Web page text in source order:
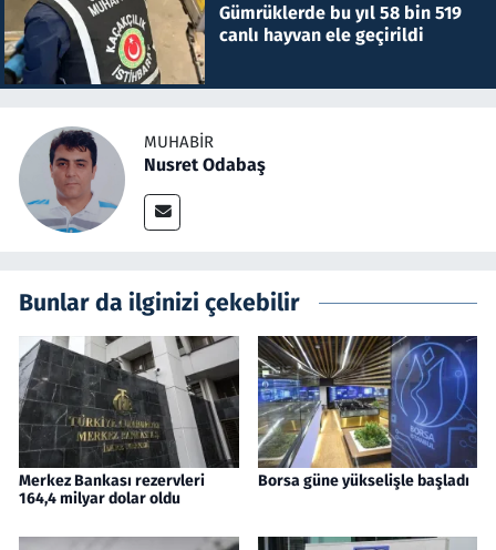
Gümrüklerde bu yıl 58 bin 519
canlı hayvan ele geçirildi
MUHABIR
Nusret Odabaş
Bunlar da ilginizi çekebilir
Merkez Bankası rezervleri
164,4 milyar dolar oldu
Borsa güne yükselişle başladı